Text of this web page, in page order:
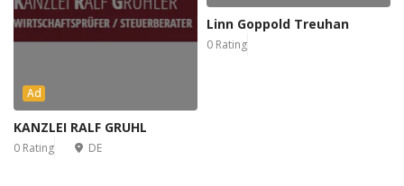
Ad
KANZLEI RALF GRUHL
0 Rating DE
Linn Goppold Treuhan
0 Rating